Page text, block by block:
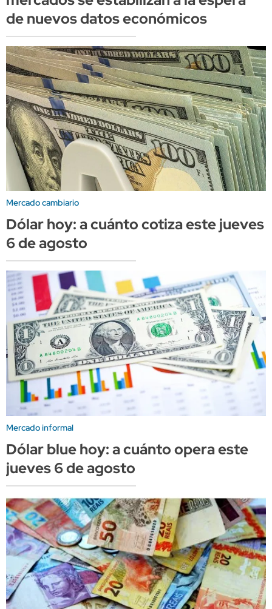
de nuevos datos económicos
Mercado cambiario
Dólar hoy: a cuánto cotiza este jueves
6 de agosto
Mercado informal
Dólar blue hoy: a cuánto opera este
jueves 6 de agosto